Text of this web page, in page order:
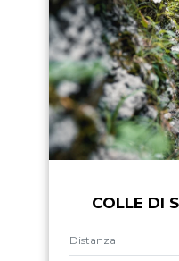
COLLE DI
Distanza